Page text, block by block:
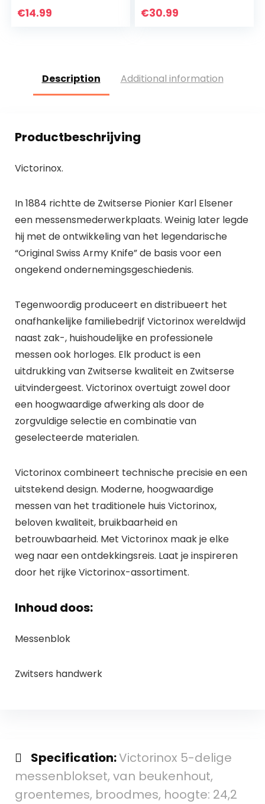
Voedsel, Smart
€14.99
Dubbele Sonde,
€30.99
Description Additional information
Productbeschrijving
Victorinox.
In 1884 richtte de Zwitserse Pionier Karl Elsener
een messensmederwerkplaats. Weinig later legde
hij met de ontwikkeling van het legendarische
“Original Swiss Army Knife” de basis voor een
ongekend ondernemingsgeschiedenis.
Tegenwoordig produceert en distribueert het
onafhankelijke familiebedrijf Victorinox wereldwijd
naast zak-, huishoudelijke en professionele
messen ook horloges. Elk product is een
uitdrukking van Zwitserse kwaliteit en Zwitserse
uitvindergeest. Victorinox overtuigt zowel door
een hoogwaardige afwerking als door de
zorgvuldige selectie en combinatie van
geselecteerde materialen.
Victorinox combineert technische precisie en een
uitstekend design. Moderne, hoogwaardige
messen van het traditionele huis Victorinox,
beloven kwaliteit, bruikbaarheid en
betrouwbaarheid. Met Victorinox maak je elke
weg naar een ontdekkingsreis. Laat je inspireren
door het rijke Victorinox-assortiment.
Inhoud doos:
Messenblok
Zwitsers handwerk
Specification:Victorinox 5-delige
messenblokset, van beukenhout,
groentemes, broodmes, hoogte: 24,2